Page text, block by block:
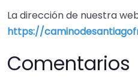
La dirección de nuestra
https://
Comentarios